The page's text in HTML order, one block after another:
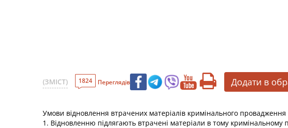
(ЗМІСТ) 1824 Переглядів Додати в
Умови відновлення втрачених матеріалів кримінального провадження
1. Відновленню підлягають втрачені матеріали в тому